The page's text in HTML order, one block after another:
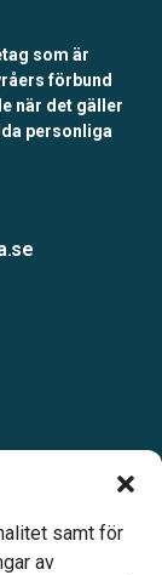
samt för
av
som är
förbund
när det gäller
personliga